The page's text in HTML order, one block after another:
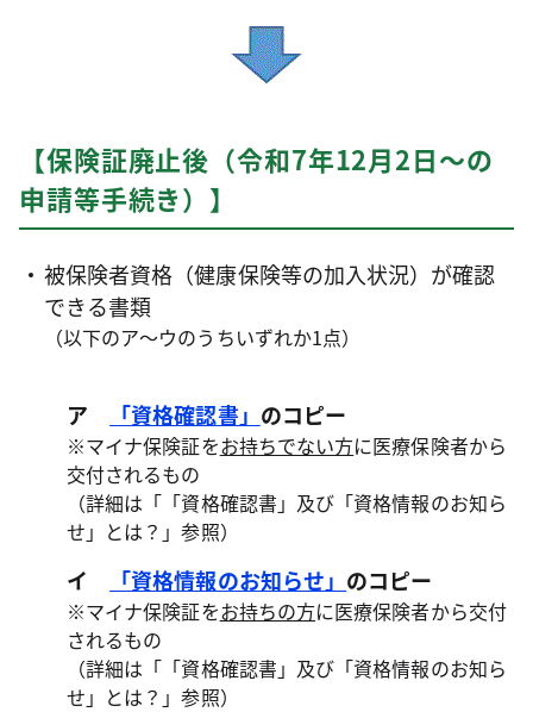
【保険証廃止後（令和7年12月2日～の
申請等手続き）】
被保険者資格（健康保険等の加入状況）が確認
できる書類
（以下のア～ウのうちいずれか1点）
ア 「資格確認書」 のコピー
※マイナ保険証をお持ちでない方に医療保険者から
交付されるもの
（詳細は「「資格確認書」及び「資格情報のお知ら
せ」とは？」参照）
イ 「資格情報のお知らせ」 のコピー
※マイナ保険証をお持ちの方に医療保険者から交付
されるもの
（詳細は「「資格確認書」及び「資格情報のお知ら
せ」とは？」参照）